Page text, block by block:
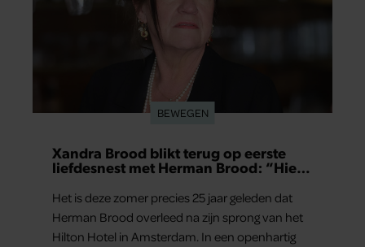
BEWEGEN
Xandra Brood blikt terug op eerste
liefdesnest met Herman Brood: “Hier
Het is deze zomer precies 25 jaar geleden dat
Herman Brood overleed na zijn sprong van het
Hilton Hotel in Amsterdam. In een openhartig